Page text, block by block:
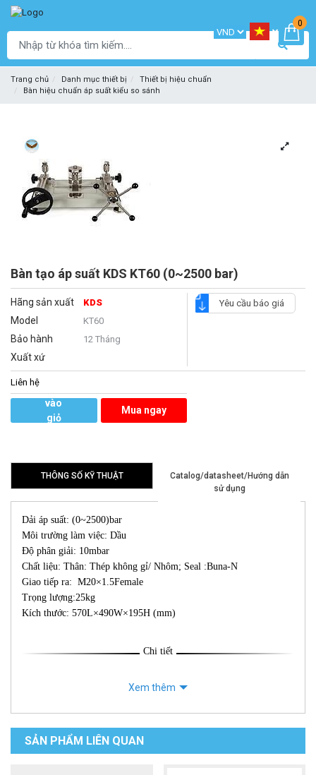
0
Trang chủ Danh mục thiết bị
Thiết bị hiệu chuẩn
Bàn hiệu chuẩn áp suất kiểu so sánh
Bàn tạo áp suất KDS KT60 (0~2500 bar)
Hãng sản xuất KDS
Model KT60
Bảo hành 12 Tháng
Xuất xứ
Yêu cầu báo giá
Liên hệ
vào
giỏ
Mua ngay
THÔNG SỐ KỸ THUẬT
Catalog/datasheet/Hướng dẫn
sử dụng
Dải áp suất: (0~2500)bar
Môi trường làm việc: Dầu
Độ phân giải: 10mbar
Chất liệu: Thân: Thép không gỉ/ Nhôm; Seal :Buna-N
Giao tiếp ra: M20×1.5Female
Trọng lượng:25kg
Kích thước: 570L×490W×195H (mm)
Chi tiết
Xem thêm
SẢN PHẨM LIÊN QUAN